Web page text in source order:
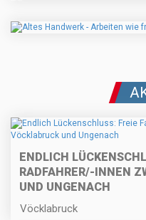
ENDLICH
RADFAHRER/-INNEN
UND UNGENACH
Vöcklabruck